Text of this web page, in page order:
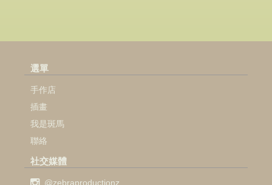
選單
手作店
插畫
我是斑馬
聯絡
社交媒體
@zebraproductionz